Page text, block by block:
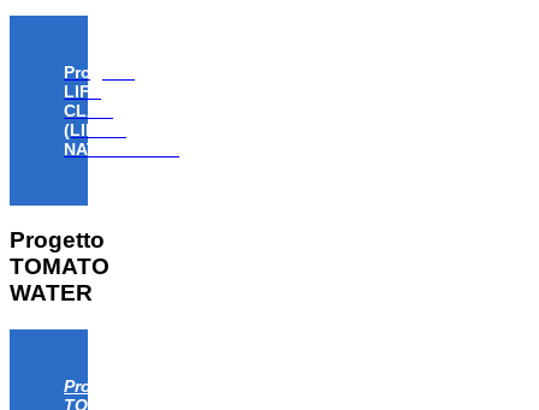
Progetto
LIFE
CLAW
(LIFE18
NAT/IT/000806)
Progetto
TOMATO
WATER
Progetto
TOMATO